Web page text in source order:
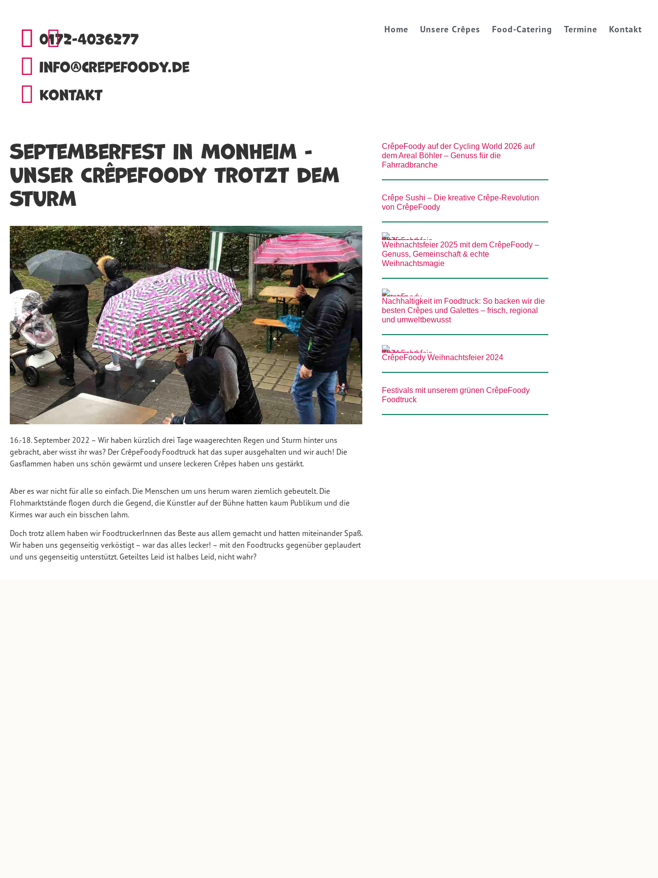
Home Unsere Crêpes Food-Catering Termine Kontakt
0172-4036277
info@crepefoody.de
Kontakt
Septemberfest in Monheim -
unser CrêpeFoody trotzt dem
Sturm
16.-18. September 2022 – Wir haben kürzlich drei Tage waagerechten Regen und Sturm hinter uns
gebracht, aber wisst ihr was? Der CrêpeFoody Foodtruck hat das super ausgehalten und wir auch! Die
Gasflammen haben uns schön gewärmt und unsere leckeren Crêpes haben uns gestärkt.
Aber es war nicht für alle so einfach. Die Menschen um uns herum waren ziemlich gebeutelt. Die
Flohmarktstände flogen durch die Gegend, die Künstler auf der Bühne hatten kaum Publikum und die
Kirmes war auch ein bisschen lahm.
Doch trotz allem haben wir FoodtruckerInnen das Beste aus allem gemacht und hatten miteinander Spaß.
Wir haben uns gegenseitig verköstigt – war das alles lecker! – mit den Foodtrucks gegenüber geplaudert
und uns gegenseitig unterstützt. Geteiltes Leid ist halbes Leid, nicht wahr?
CrêpeFoody auf der Cycling World 2026 auf
dem Areal Böhler – Genuss für die
Fahrradbranche
Crêpe Sushi – Die kreative Crêpe-Revolution
von CrêpeFoody
Weihnachtsfeier 2025 mit dem CrêpeFoody –
Genuss, Gemeinschaft & echte
Weihnachtsmagie
Nachhaltigkeit im Foodtruck: So backen wir die
besten Crêpes und Galettes – frisch, regional
und umweltbewusst
CrêpeFoody Weihnachtsfeier 2024
Festivals mit unserem grünen CrêpeFoody
Foodtruck